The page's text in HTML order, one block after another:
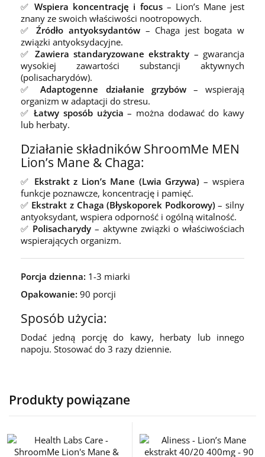
✅Wspiera koncentrację i focus– Lion’s Mane jest
znany ze swoich właściwości nootropowych.
✅Źródło antyoksydantów– Chaga jest bogata w
związki antyoksydacyjne.
✅ Zawiera standaryzowane ekstrakty – gwarancja
wysokiej zawartości substancji aktywnych
(polisacharydów).
✅Adaptogenne działanie grzybów– wspierają
organizm w adaptacji do stresu.
✅Łatwy sposób użycia – można dodawać do kawy
lub herbaty.
Działanie składników ShroomMe MEN
Lion’s Mane & Chaga:
✅ Ekstrakt z Lion’s Mane (Lwia Grzywa) – wspiera
funkcje poznawcze, koncentrację i pamięć.
✅ Ekstrakt z Chaga (Błyskoporek Podkorowy)– silny
antyoksydant, wspiera odporność i ogólną witalność.
✅ Polisacharydy – aktywne związki o właściwościach
wspierających organizm.
Porcja dzienna: 1-3 miarki
Opakowanie: 90 porcji
Sposób użycia:
Dodać jedną porcję do kawy, herbaty lub innego
napoju. Stosować do 3 razy dziennie.
Produkty powiązane